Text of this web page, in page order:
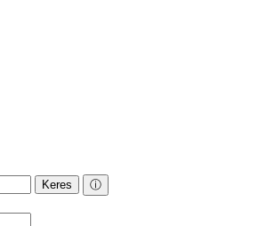
Keres ⓘ